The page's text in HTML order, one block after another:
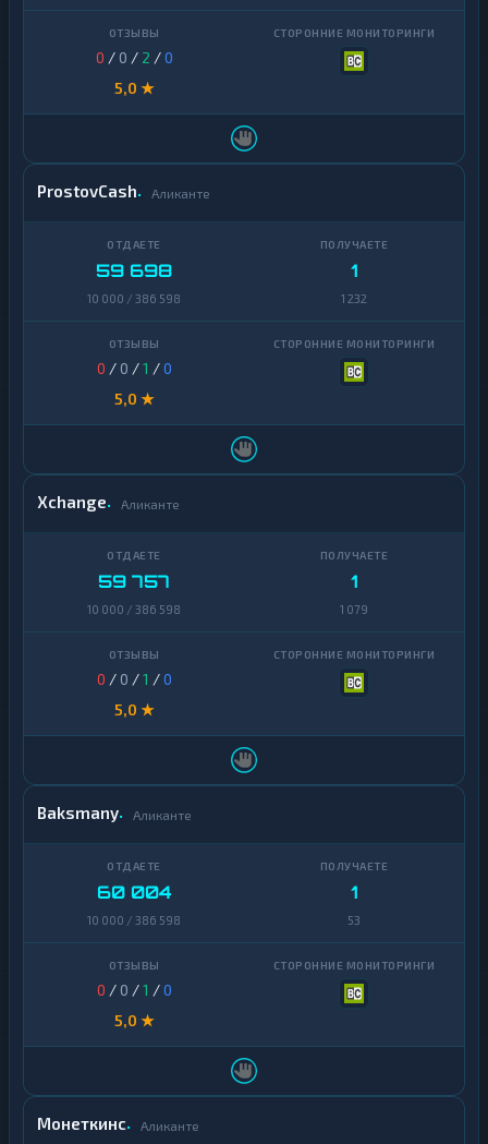
0 / 0 / 2 /0
5,0 ★
ProstovCash Аликанте
59 698
10 000 / 386 598
1
1 232
0 / 0 /1 /0
5,0 ★
Xchange Аликанте
59 757
10 000 / 386 598
1
1 079
0 / 0 /1 /0
5,0 ★
Baksmany Аликанте
60 004
10 000 / 386 598
1
53
0 / 0 /1 /0
5,0 ★
Монеткинс Аликанте